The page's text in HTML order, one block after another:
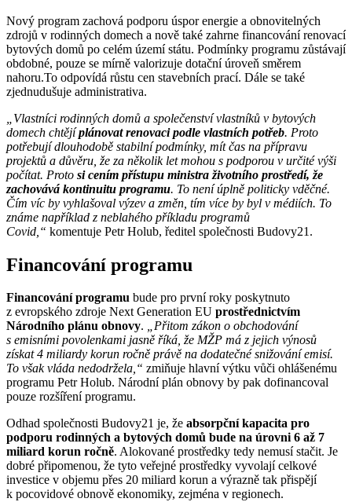
Nový program zachová podporu úspor energie a obnovitelných
zdrojů v rodinných domech a nově také zahrne financování renovací
bytových domů po celém území státu. Podmínky programu zůstávají
obdobné, pouze se mírně valorizuje dotační úroveň směrem
nahoru.To odpovídá růstu cen stavebních prací. Dále se také
zjednudušuje administrativa.
„Vlastníci rodinných domů a společenství vlastníků v bytových
domech chtějíplánovat renovaci podle vlastních potřeb. Proto
potřebují dlouhodobě stabilní podmínky, mít čas na přípravu
projektů a důvěru, že za několik let mohou s podporou v určité výši
počítat. Proto si cením přístupu ministra životního prostředí, že
zachovává kontinuitu programu. To není úplně politicky vděčné.
Čím víc by vyhlašoval výzev a změn, tím více by byl v médiích. To
známe například z neblahého příkladu programů
Covid,“ komentuje Petr Holub, ředitel společnosti Budovy21.
Financování programu
Financování programu bude pro první roky poskytnuto
z evropského zdroje Next Generation EU prostřednictvím
Národního plánu obnovy. „Přitom zákon o obchodování
s emisními povolenkami jasně říká, že MŽP má z jejich výnosů
získat 4 miliardy korun ročně právě na dodatečné snižování emisí.
To však vláda nedodržela,“ zmiňuje hlavní výtku vůči ohlášenému
programu Petr Holub. Národní plán obnovy by pak dofinancoval
pouze rozšíření programu.
Odhad společnosti Budovy21 je, že absorpční kapacita pro
podporu rodinných a bytových domů bude na úrovni 6 až 7
miliard korun ročně. Alokované prostředky tedy nemusí stačit. Je
dobré připomenou, že tyto veřejné prostředky vyvolají celkové
investice v objemu přes 20 miliard korun a výrazně tak přispějí
k pocovidové obnově ekonomiky, zejména v regionech.